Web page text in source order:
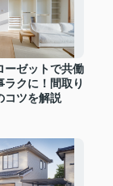
ーゼットで共働
ラクに！間取り
コツを解説